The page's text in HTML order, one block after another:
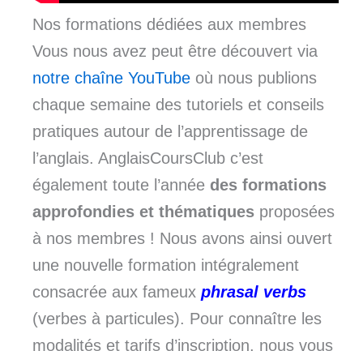
Nos formations dédiées aux membres
Vous nous avez peut être découvert via
notre chaîne YouTube où nous publions
chaque semaine des tutoriels et conseils
pratiques autour de l’apprentissage de
l’anglais. AnglaisCoursClub c’est
également toute l’année des formations
approfondies et thématiques proposées
à nos membres ! Nous avons ainsi ouvert
une nouvelle formation intégralement
consacrée aux fameux phrasal verbs
(verbes à particules). Pour connaître les
modalités et tarifs d’inscription, nous vous